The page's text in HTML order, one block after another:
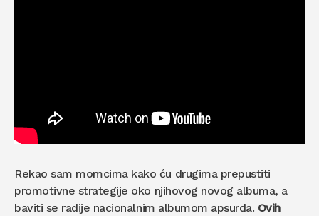
Rekao sam momcima kako ću drugima prepustiti
promotivne strategije oko njihovog novog albuma, a
baviti se radije nacionalnim albumom apsurda. Ovih